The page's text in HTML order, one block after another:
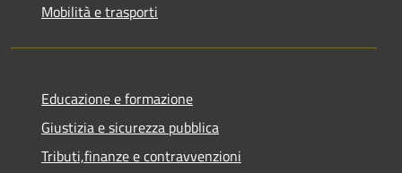
Mobilità e trasporti
Educazione e formazione
Giustizia e sicurezza pubblica
Tributi,finanze e contravvenzioni